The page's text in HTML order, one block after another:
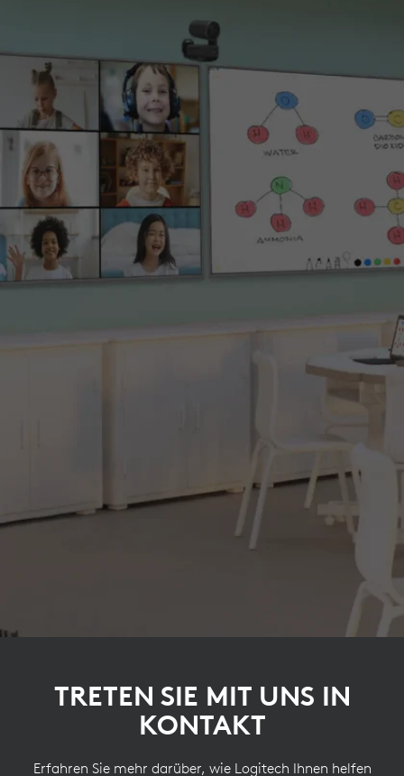
TRETEN SIE MIT UNS IN
KONTAKT
Erfahren Sie mehr darüber, wie Logitech Ihnen helfen